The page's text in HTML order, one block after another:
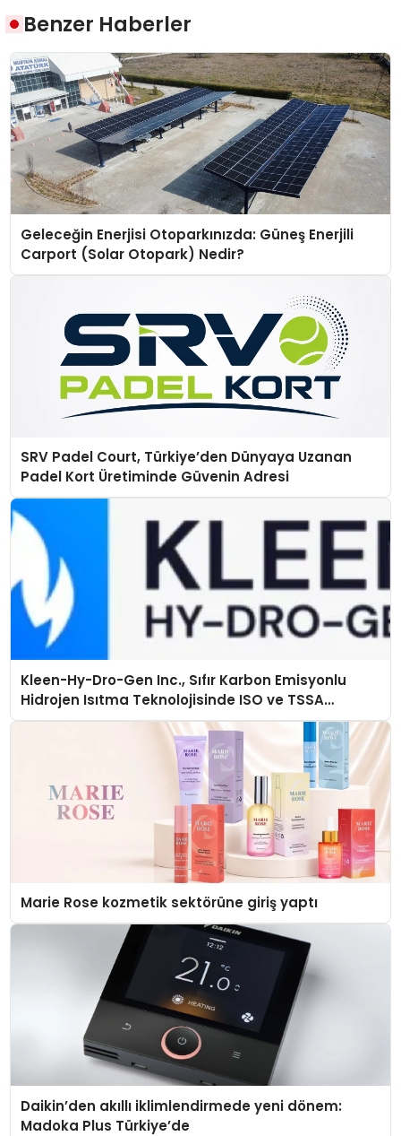
Benzer Haberler
Geleceğin Enerjisi Otoparkınızda: Güneş Enerjili
Carport (Solar Otopark) Nedir?
SRV Padel Court, Türkiye’den Dünyaya Uzanan
Padel Kort Üretiminde Güvenin Adresi
Kleen-Hy-Dro-Gen Inc., Sıfır Karbon Emisyonlu
Hidrojen Isıtma Teknolojisinde ISO ve TSSA
Düzenleyici Onaylarını Aldı
Marie Rose kozmetik sektörüne giriş yaptı
Daikin’den akıllı iklimlendirmede yeni dönem:
Madoka Plus Türkiye’de